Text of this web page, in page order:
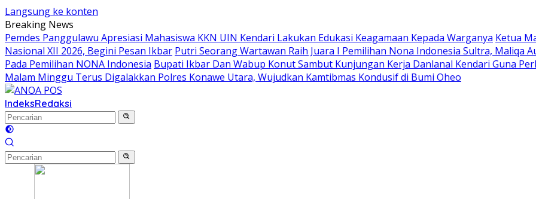
Langsung ke konten
Breaking News
Pemdes Panggulawu Apresiasi Mahasiswa KKN UIN Kendari Lakukan Edukasi Keagamaan Kepada Warganya Ketua
Nasional XII 2026, Begini Pesan Ikbar Putri Seorang Wartawan ‎Raih Juara I Pemilihan Nona Indonesia Sultra, Maliqa
Pada Pemilihan NONA Indonesia Bupati Ikbar Dan Wabup Konut Sambut Kunjungan Kerja Danlanal Kendari Guna
Malam Minggu Terus Digalakkan Polres Konawe Utara, Wujudkan Kamtibmas Kondusif di Bumi Oheo
IndeksRedaksi